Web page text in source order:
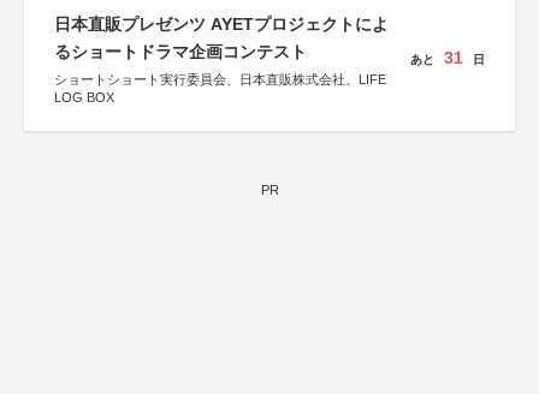
協力：読売新聞社
後援：厚生労働省
文部科学省
日本経済団体連合会
関西経済連合会
日本直販プレゼンツ AYETプロジェクトによ
るショートドラマ企画コンテスト
ショートショート実行委員会、日本直販株式会社、LIFE
LOG BOX
あと 31 日
PR